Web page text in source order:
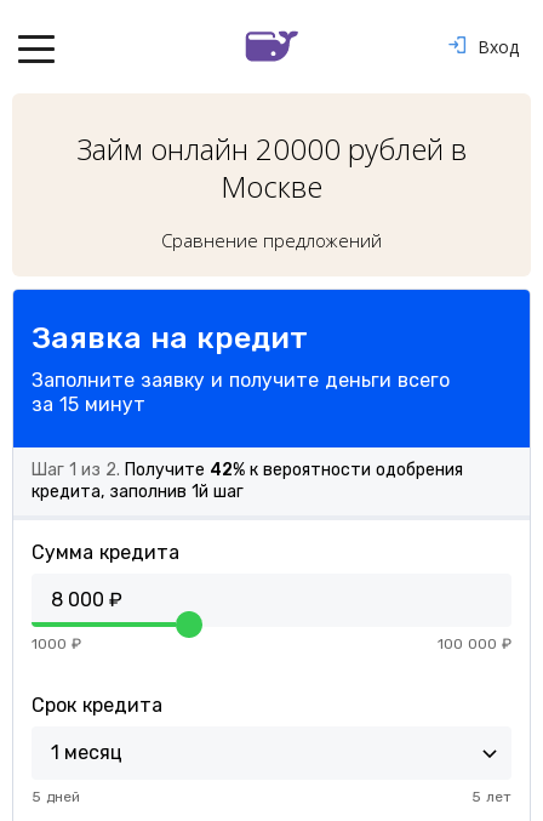
Вход
Займ онлайн 20000 рублей в
Москве
Сравнение предложений